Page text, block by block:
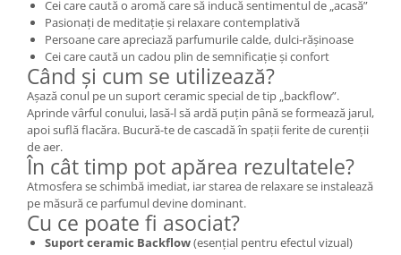
Cei care caută o aromă care să inducă sentimentul de „acasă”
Pasionați de meditație și relaxare contemplativă
Persoane care apreciază parfumurile calde, dulci-rășinoase
Cei care caută un cadou plin de semnificație și confort
Când și cum se utilizează?
Așază conul pe un suport ceramic special de tip „backflow”.
Aprinde vârful conului, lasă-l să ardă puțin până se formează jarul,
apoi suflă flacăra. Bucură-te de cascadă în spații ferite de curenții
de aer.
În cât timp pot apărea rezultatele?
Atmosfera se schimbă imediat, iar starea de relaxare se instalează
pe măsură ce parfumul devine dominant.
Cu ce poate fi asociat?
Suport ceramic Backflow(esențial pentru efectul vizual)